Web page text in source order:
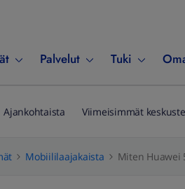
Palvelut Tuki
Ajankohtaista Viimeisimmät
Mobiililaajakaista Miten Huawei